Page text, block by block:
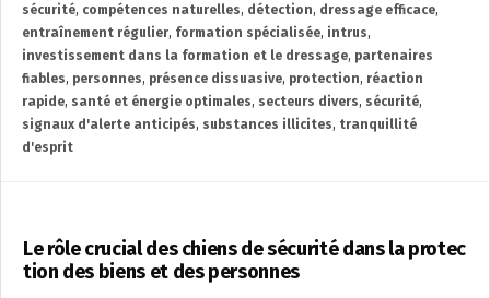
sécurité, compétences naturelles, détection, dressage efficace,
entraînement régulier, formation spécialisée, intrus,
investissement dans la formation et le dressage, partenaires
fiables, personnes, présence dissuasive, protection, réaction
rapide, santé et énergie optimales, secteurs divers, sécurité,
signaux d'alerte anticipés, substances illicites, tranquillité
d'esprit
Le rôle crucial des chiens de sécurité dans la protec
tion des biens et des personnes